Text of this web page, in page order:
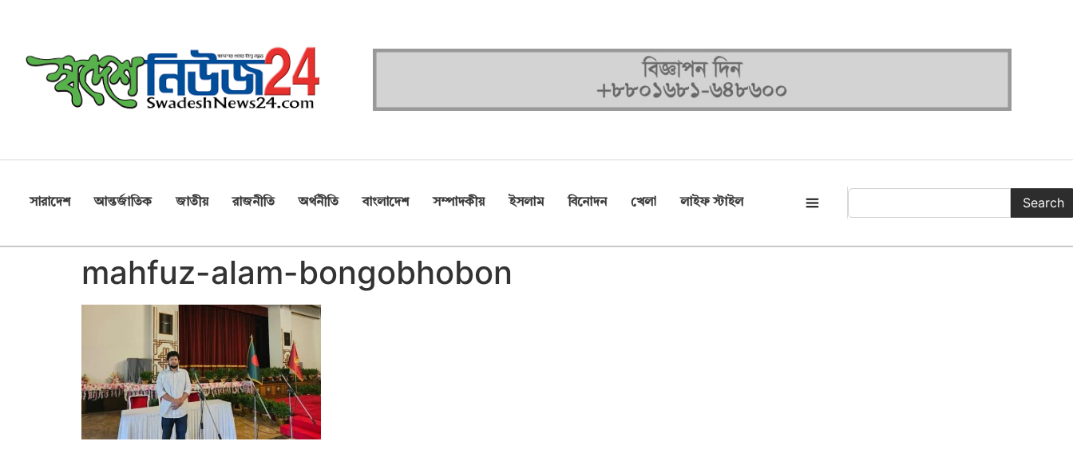
সারাদেশ আন্তর্জাতিক জাতীয় রাজনীতি অর্থনীতি বাংলাদেশ সম্পাদকীয় ইসলাম বিনোদন খেলা লাইফ স্টাইল
সকল ক্যাটাগরি
Search
mahfuz-alam-bongobhobon